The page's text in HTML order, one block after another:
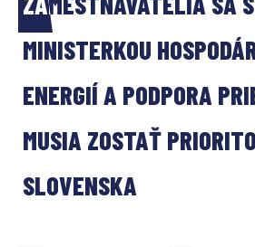
MINISTERKOU
ENERGIÍ A PODPORA
MUSIA ZOSTAŤ
SLOVENSKA